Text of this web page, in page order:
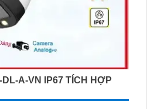
A-VN IP67 TÍCH HỢP